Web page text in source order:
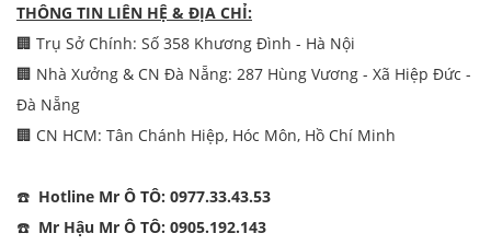
THÔNG TIN LIÊN HỆ & ĐỊA CHỈ:
🏢 Trụ Sở Chính: Số 358 Khương Đình - Hà Nội
🏢 Nhà Xưởng & CN Đà Nẵng: 287 Hùng Vương - Xã Hiệp Đức -
Đà Nẵng
🏢 CN HCM: Tân Chánh Hiệp, Hóc Môn, Hồ Chí Minh
☎️ Hotline Mr Ô TÔ: 0977.33.43.53
☎️ Mr Hậu Mr Ô TÔ: 0905.192.143